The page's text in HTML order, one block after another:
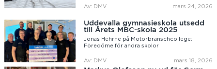
Av: DMV mars 24, 2026
Uddevalla gymnasieskola utsedd
till Årets MBC-skola 2025
Jonas Hehrne på Motorbranschcollege:
Föredöme för andra skolor
Av: DMV mars 18, 2026